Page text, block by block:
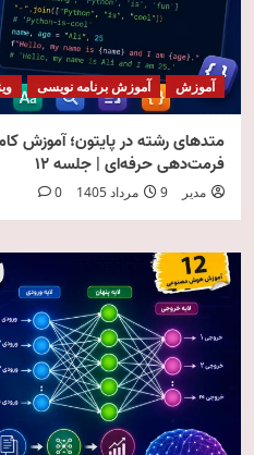
آموزش آموزش برنامه نویسی
فرمت‌دهی حرفه‌ای | جلسه ۱۲
مدیر 9 مرداد 1405 0